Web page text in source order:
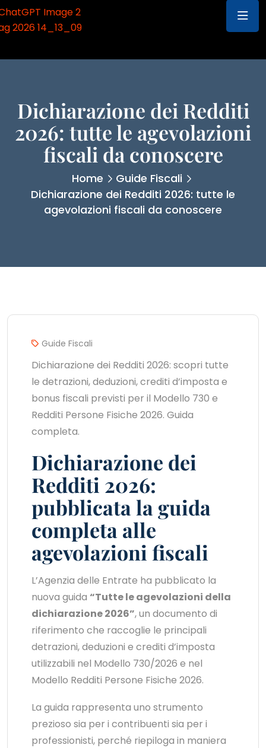
Dichiarazione dei Redditi
2026: tutte le agevolazioni
fiscali da conoscere
Home
Guide Fiscali
Dichiarazione dei Redditi 2026: tutte le
agevolazioni fiscali da conoscere
Guide Fiscali
Dichiarazione dei Redditi 2026: scopri tutte
le detrazioni, deduzioni, crediti d’imposta e
bonus fiscali previsti per il Modello 730 e
Redditi Persone Fisiche 2026. Guida
completa.
Dichiarazione dei
Redditi 2026:
pubblicata la guida
completa alle
agevolazioni fiscali
L’Agenzia delle Entrate ha pubblicato la
nuova guida “Tutte le agevolazioni della
dichiarazione 2026”, un documento di
riferimento che raccoglie le principali
detrazioni, deduzioni e crediti d’imposta
utilizzabili nel Modello 730/2026 e nel
Modello Redditi Persone Fisiche 2026.
La guida rappresenta uno strumento
prezioso sia per i contribuenti sia per i
professionisti, perché riepiloga in maniera